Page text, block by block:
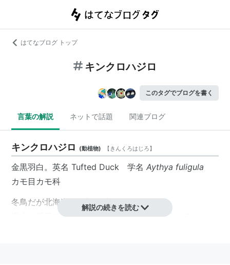
はてなブログ トップ
キンクロハジロ
このタグでブログを書く
言葉の解説 ネットで話題 関連ブログ
キンクロハジロ (動植物) 【きんくろはじろ】
金黒羽白。英名 Tufted Duck 学名Aythya fuligula
カモ目カモ科
冬鳥だが北海道で一部が越冬する。
潜水が得意で水中の昆虫や甲殻類、水草を食べる。
解説の続きを読む